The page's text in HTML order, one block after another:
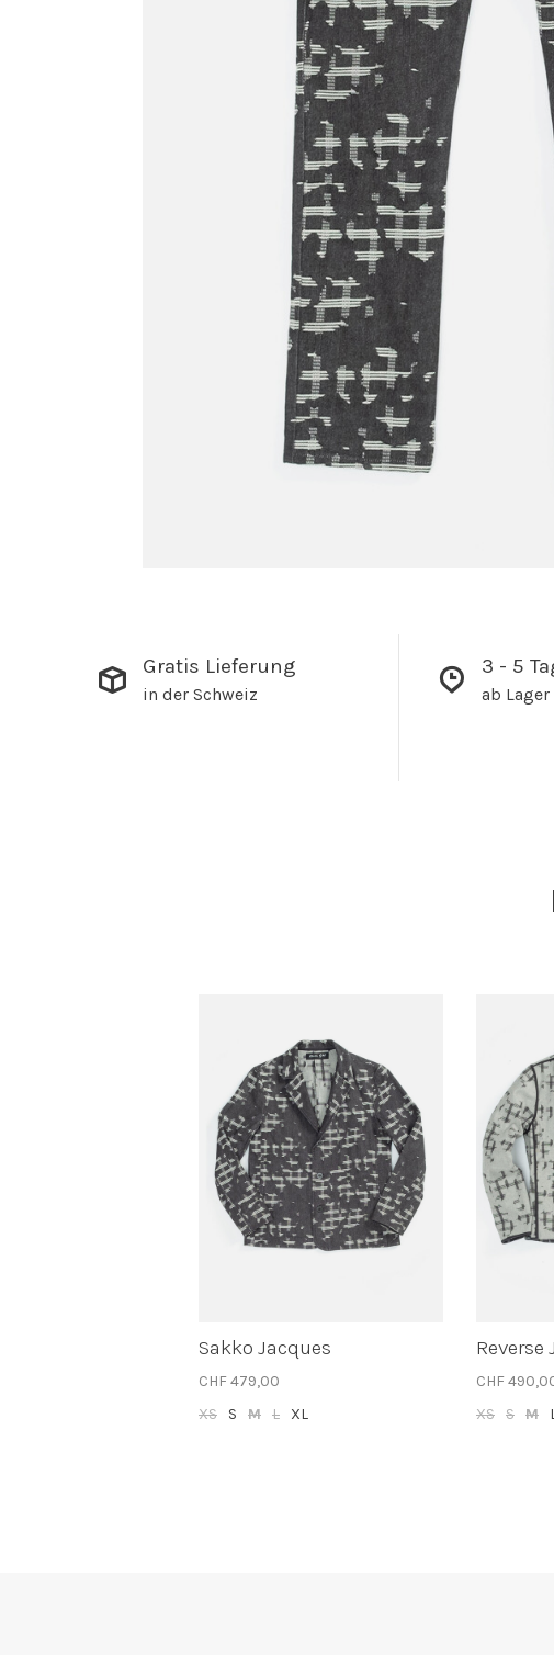
Gratis Lieferung
in der Schweiz
3 - 5
ab Lager
Sakko Jacques
CHF 479,00
XS
S M L XL
Reverse
CHF
XS S M